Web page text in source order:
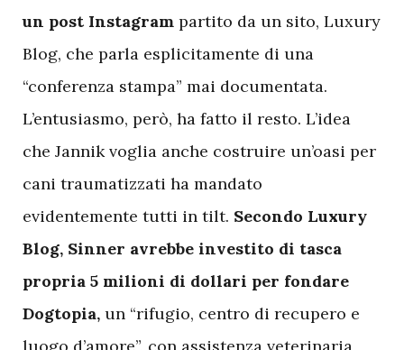
un post Instagram partito da un sito, Luxury
Blog, che parla esplicitamente di una
“conferenza stampa” mai documentata.
L’entusiasmo, però, ha fatto il resto. L’idea
che Jannik voglia anche costruire un’oasi per
cani traumatizzati ha mandato
evidentemente tutti in tilt. Secondo Luxury
Blog, Sinner avrebbe investito di tasca
propria 5 milioni di dollari per fondare
Dogtopia, un “rifugio, centro di recupero e